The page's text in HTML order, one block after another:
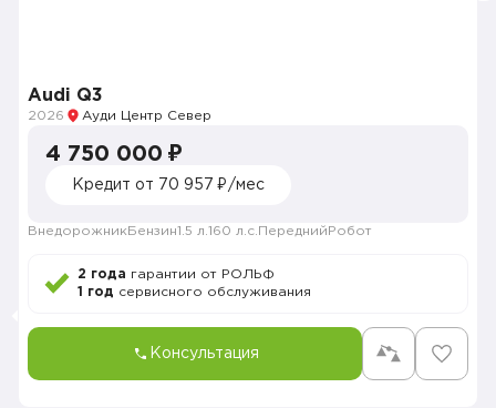
Audi Q3
2026 Ауди Центр Север
4 750 000 ₽
Кредит от 70 957 ₽/мес
Внедорожник Бензин1.5 л. 160 л.с. Передний Робот
2 года гарантии от РОЛЬФ
1 год сервисного обслуживания
Консультация